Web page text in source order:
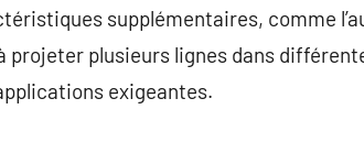
supplémentaires, comme
projeter plusieurs lignes dans
exigeantes.